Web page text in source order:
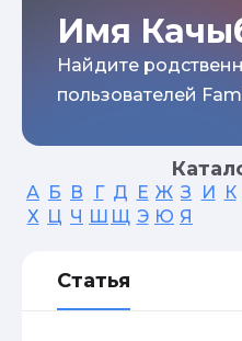
Имя
Найдите
пользователей
А Б В Г Д Е Ж З И К
Х Ц Ч Ш Щ Э Ю Я
Статья